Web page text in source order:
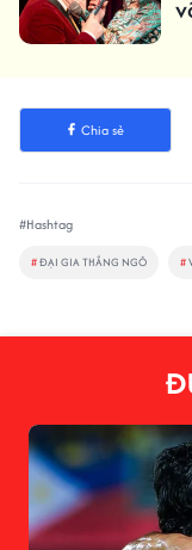
Chia sẻ
#Hashtag
#ĐẠI GIA THẮNG NGÔ #